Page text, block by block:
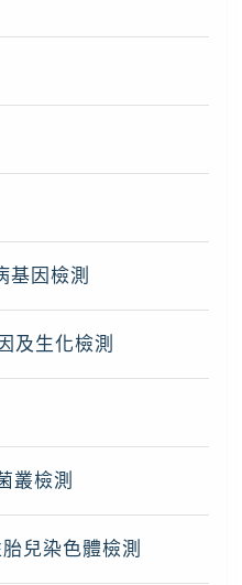
基因檢測
及生化檢測
叢檢測
兒染色體檢測